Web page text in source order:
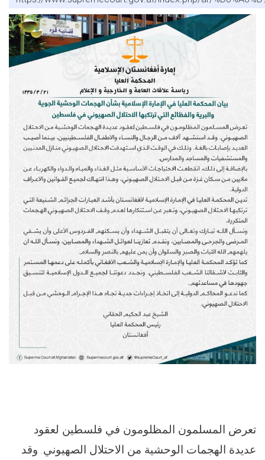
تعرض المسلمون المظلومون في فلسطين لعقود
عديدة الهجمات الوحشية من الاحتلال الصهيوني. وقد